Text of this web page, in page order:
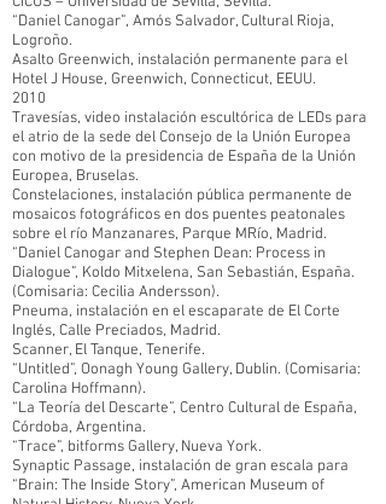
“Daniel Canogar”, Amós Salvador, Cultural Rioja,
Logroño.
Asalto Greenwich, instalación permanente para el
Hotel J House, Greenwich, Connecticut, EEUU.
2010
Travesías, video instalación escultórica de LEDs para
el atrio de la sede del Consejo de la Unión Europea
con motivo de la presidencia de España de la Unión
Europea, Bruselas.
Constelaciones, instalación pública permanente de
mosaicos fotográficos en dos puentes peatonales
sobre el río Manzanares, Parque MRío, Madrid.
“Daniel Canogar and Stephen Dean: Process in
Dialogue”, Koldo Mitxelena, San Sebastián, España.
(Comisaria: Cecilia Andersson).
Pneuma, instalación en el escaparate de El Corte
Inglés, Calle Preciados, Madrid.
Scanner, El Tanque, Tenerife.
“Untitled”, Oonagh Young Gallery, Dublin. (Comisaria:
Carolina Hoffmann).
“La Teoría del Descarte”, Centro Cultural de España,
Córdoba, Argentina.
“Trace”, bitforms Gallery, Nueva York.
Synaptic Passage, instalación de gran escala para
“Brain: The Inside Story”, American Museum of